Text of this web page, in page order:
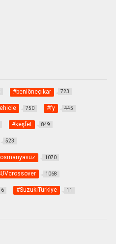
#beniöneçıkar 723
750 #fy 445
#keşfet 849
523
1070
1068
6 #SuzukiTürkiye 11